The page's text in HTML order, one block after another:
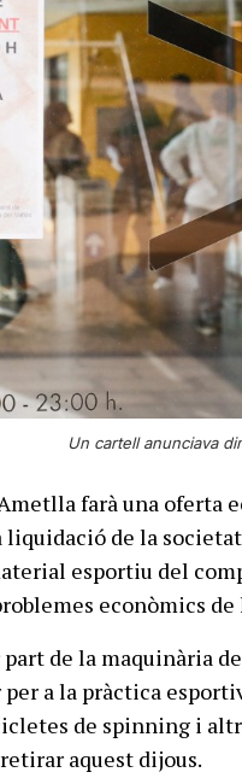
Un cartell anunciava
farà una oferta
liquidació de la
esportiu del
econòmics
part de la maquinària
a la pràctica
de spinning i
aquest dijous.